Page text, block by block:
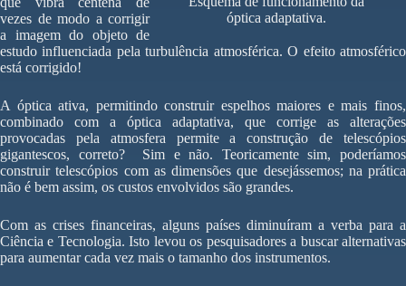
óptica adaptativa.
vezes de modo a corrigir
a imagem do objeto de
estudo influenciada pela turbulência atmosférica. O efeito atmosférico
está corrigido!
A óptica ativa, permitindo construir espelhos maiores e mais finos,
combinado com a óptica adaptativa, que corrige as alterações
provocadas pela atmosfera permite a construção de telescópios
gigantescos, correto? Sim e não. Teoricamente sim, poderíamos
construir telescópios com as dimensões que desejássemos; na prática
não é bem assim, os custos envolvidos são grandes.
Com as crises financeiras, alguns países diminuíram a verba para a
Ciência e Tecnologia. Isto levou os pesquisadores a buscar alternativas
para aumentar cada vez mais o tamanho dos instrumentos.